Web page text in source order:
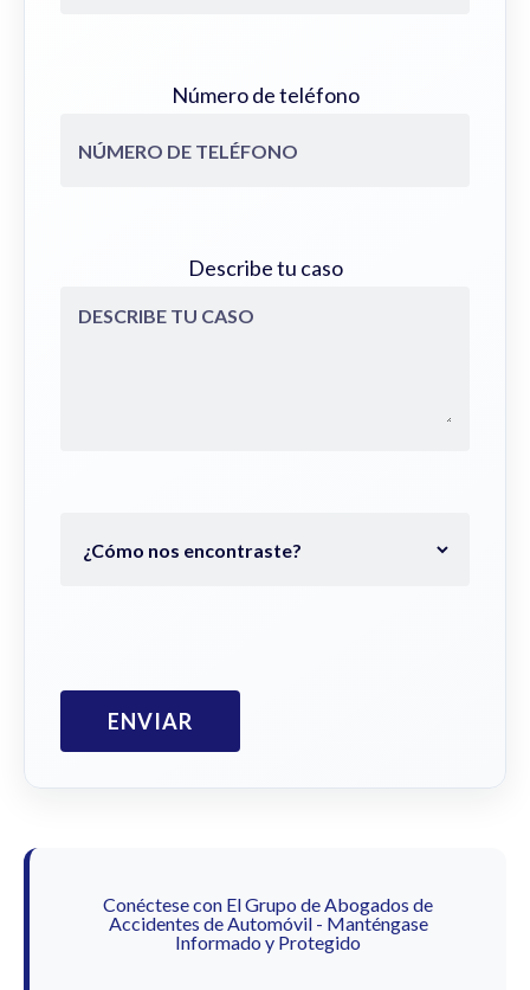
Número de teléfono
Describe tu caso
Conéctese con El Grupo de Abogados de
Accidentes de Automóvil - Manténgase
Informado y Protegido